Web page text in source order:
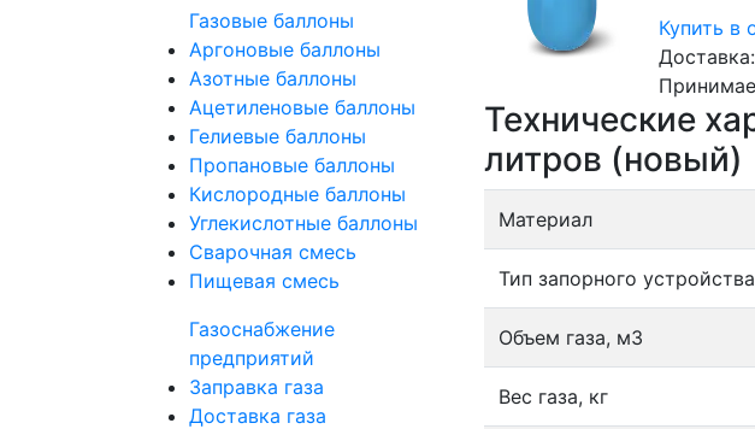
Газовые баллоны
Аргоновые баллоны
Азотные баллоны
Ацетиленовые баллоны
Гелиевые баллоны
Пропановые баллоны
Кислородные баллоны
Углекислотные баллоны
Сварочная смесь
Пищевая смесь
Газоснабжение
предприятий
Заправка газа
Доставка газа
Купить в
Доставка:
Технические
литров (новый)
Материал
Тип запорного устройства
Объем газа, м3
Вес газа, кг